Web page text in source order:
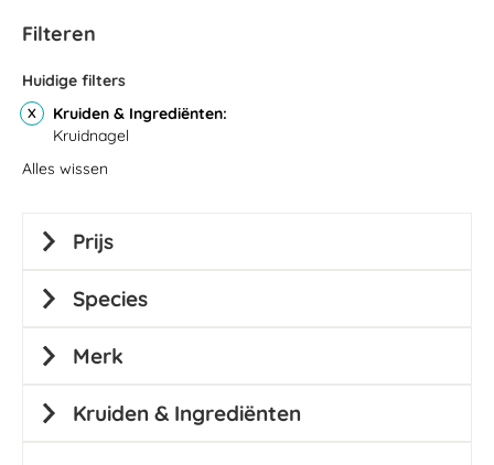
Filteren
Huidige filters
Kruiden & Ingrediënten
Kruidnagel
Alles wissen
Prijs
Species
Merk
Kruiden & Ingrediënten